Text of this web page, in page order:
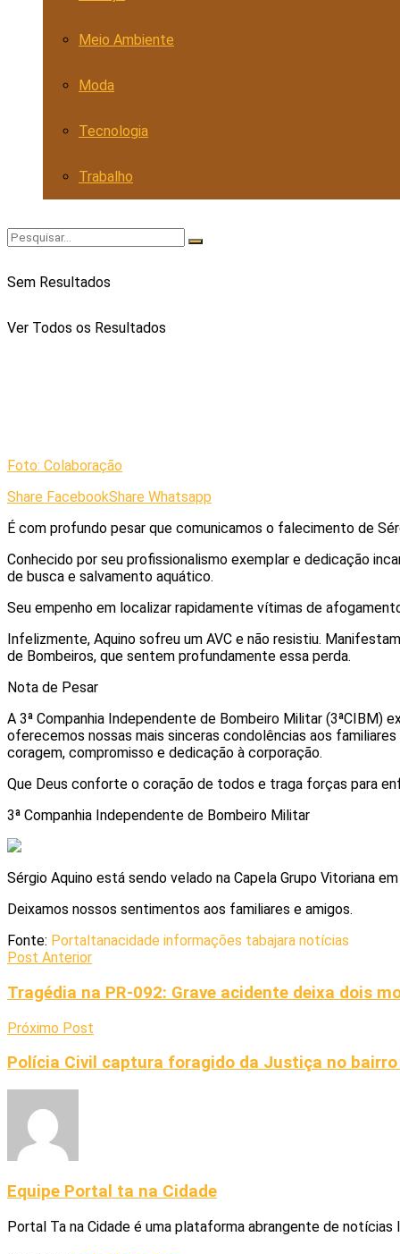
Meio Ambiente
Moda
Tecnologia
Trabalho
Sem Resultados
Ver Todos os Resultados
Foto: Colaboração
Share FacebookShare Whatsapp
É com profundo pesar que comunicamos o falecimento de
Conhecido por seu profissionalismo exemplar e dedicação
de busca e salvamento aquático.
Seu empenho em localizar rapidamente vítimas de
Infelizmente, Aquino sofreu um AVC e não resistiu.
de Bombeiros, que sentem profundamente essa perda.
Nota de Pesar
A 3ª Companhia Independente de Bombeiro Militar
oferecemos nossas mais sinceras condolências aos
coragem, compromisso e dedicação à corporação.
Que Deus conforte o coração de todos e traga forças para
3ª Companhia Independente de Bombeiro Militar
Sérgio Aquino está sendo velado na Capela Grupo Vitoriana
Deixamos nossos sentimentos aos familiares e amigos.
Fonte: Portaltanacidade informações tabajara notícias
Post Anterior
Tragédia na PR-092: Grave acidente deixa dois
Próximo Post
Polícia Civil captura foragido da Justiça no
Equipe Portal ta na Cidade
Portal Ta na Cidade é uma plataforma abrangente de